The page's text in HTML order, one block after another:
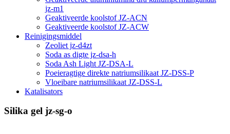
jz-m1
Geaktiveerde koolstof JZ-ACN
Geaktiveerde koolstof JZ-ACW
Reinigingsmiddel
Zeoliet jz-d4zt
Soda as digte jz-dsa-h
Soda Ash Light JZ-DSA-L
Poeieragtige direkte natriumsilikaat JZ-DSS-P
Vloeibare natriumsilikaat JZ-DSS-L
Katalisators
Silika gel jz-sg-o